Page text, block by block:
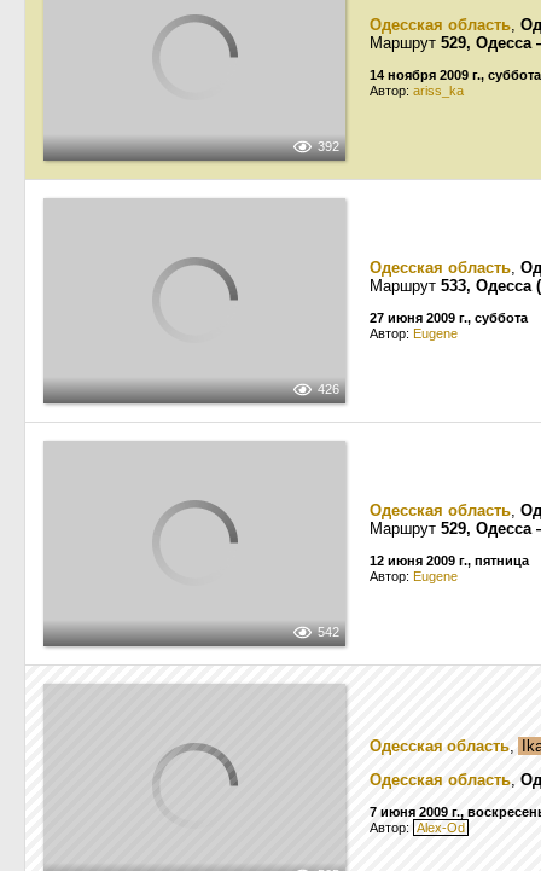
392
Одесская область,
Маршрут 529,
14 ноября 2009 г., суббота
Автор: ariss_ka
426
Одесская область,
Маршрут 533,
27 июня 2009 г., суббота
Автор: Eugene
542
Одесская область,
Маршрут 529,
12 июня 2009 г., пятница
Автор: Eugene
Одесская область,
Одесская область,
7 июня 2009 г.,
Автор: Alex-Od